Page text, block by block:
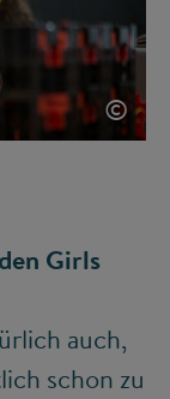
©
Girls
auch,
schon zu